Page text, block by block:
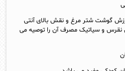
گوشت شتر مرغ و نقش بالای آنتی
نقرس و سیاتیک مصرف آن را توصیه می